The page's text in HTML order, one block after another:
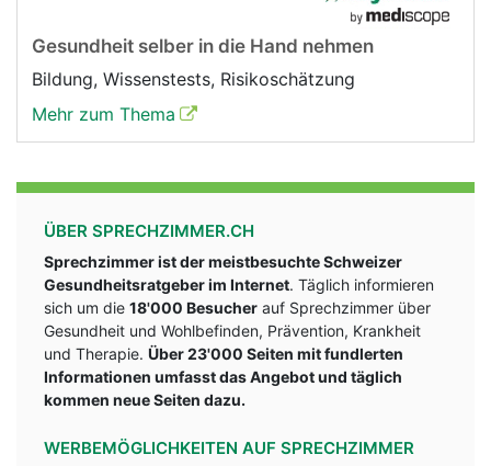
Gesundheit selber in die Hand nehmen
Bildung, Wissenstests, Risikoschätzung
Mehr zum Thema
ÜBER SPRECHZIMMER.CH
Sprechzimmer ist der meistbesuchte Schweizer
Gesundheitsratgeber im Internet. Täglich informieren
sich um die 18'000 Besucher auf Sprechzimmer über
Gesundheit und Wohlbefinden, Prävention, Krankheit
und Therapie. Über 23'000 Seiten mit fundlerten
Informationen umfasst das Angebot und täglich
kommen neue Seiten dazu.
WERBEMÖGLICHKEITEN AUF SPRECHZIMMER